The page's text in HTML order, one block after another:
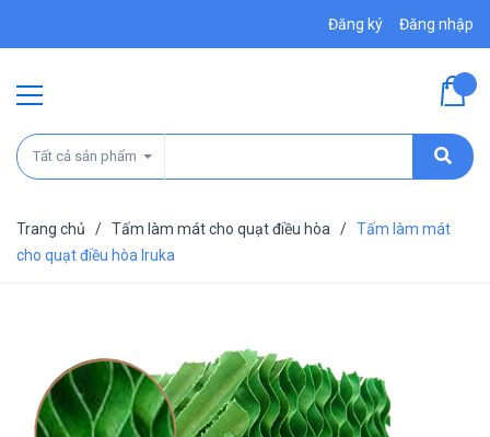
Đăng ký Đăng nhập
Tất cả sản phẩm
Trang chủ / Tấm làm mát cho quạt điều hòa / Tấm làm mát
cho quạt điều hòa Iruka